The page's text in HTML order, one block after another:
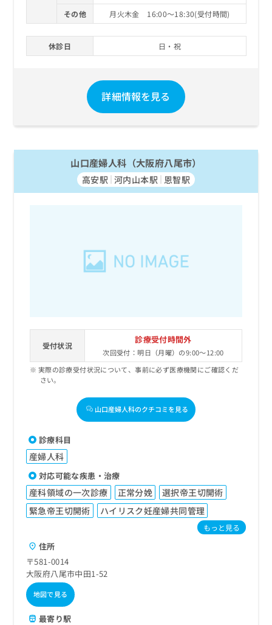
その他
月火木金 16:00～18:30(受付時間)
休診日 日・祝
詳細情報を見る
山口産婦人科（大阪府八尾市）
高安駅 河内山本駅 恩智駅
受付状況
診療受付時間外
次回受付：明日（月曜）の9:00～12:00
実際の診療受付状況について、事前に必ず医療機関にご確認くだ
さい。
山口産婦人科のクチコミを見る
診療科目
産婦人科
対応可能な疾患・治療
産科領域の一次診療 正常分娩
選択帝王切開術
緊急帝王切開術
ハイリスク妊産婦共同管理
もっと見る
住所
〒581-0014
大阪府八尾市中田1-52
地図で見る
最寄り駅